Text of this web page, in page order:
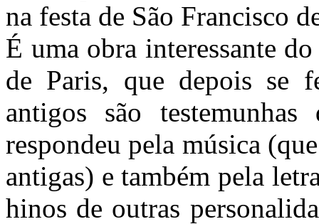
na festa de São Francisco
É uma obra interessante
de Paris, que depois se
antigos são
respondeu pela música
antigas) e também pela
hinos de outras